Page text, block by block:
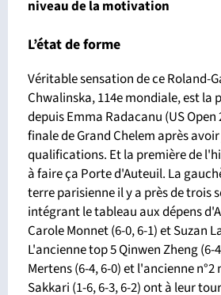
niveau de la motivation
L’état de forme
Véritable sensation de ce Roland-
Chwalinska, 114e mondiale, est la
depuis Emma Radacanu (US Open
finale de Grand Chelem après
qualifications. Et la première de
à faire ça Porte d'Auteuil. La
terre parisienne il y a près de trois
intégrant le tableau aux dépens
Carole Monnet (6-0, 6-1) et Suzan
L'ancienne top 5 Qinwen Zheng (6-
Mertens (6-4, 6-0) et l'ancienne
Sakkari (1-6, 6-3, 6-2) ont à leur